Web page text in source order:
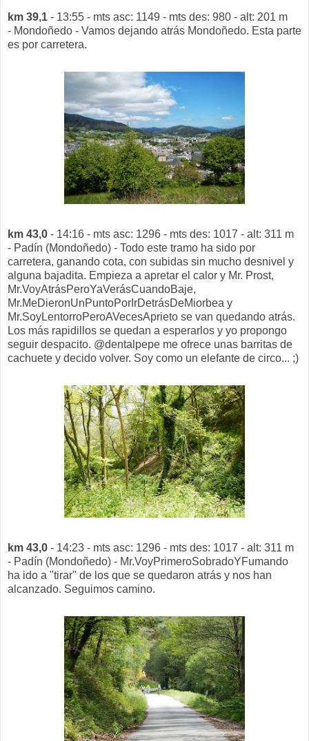
km 39,1 - 13:55 - mts asc: 1149 - mts des: 980 - alt: 201 m
- Mondoñedo - Vamos dejando atrás Mondoñedo. Esta parte
es por carretera.
km 43,0 - 14:16 - mts asc: 1296 - mts des: 1017 - alt: 311 m
- Padín (Mondoñedo) - Todo este tramo ha sido por
carretera, ganando cota, con subidas sin mucho desnivel y
alguna bajadita. Empieza a apretar el calor y Mr. Prost,
Mr.VoyAtrásPeroYaVerásCuandoBaje,
Mr.MeDieronUnPuntoPorIrDetrásDeMiorbea y
Mr.SoyLentorroPeroAVecesAprieto se van quedando atrás.
Los más rapidillos se quedan a esperarlos y yo propongo
seguir despacito. @dentalpepe me ofrece unas barritas de
cachuete y decido volver. Soy como un elefante de circo... ;)
km 43,0 - 14:23 - mts asc: 1296 - mts des: 1017 - alt: 311 m
- Padín (Mondoñedo) - Mr.VoyPrimeroSobradoYFumando
ha ido a "tirar" de los que se quedaron atrás y nos han
alcanzado. Seguimos camino.